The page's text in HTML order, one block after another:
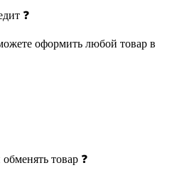
❓
оформить любой товар в
товар ❓